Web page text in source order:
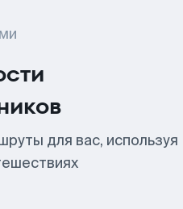
для вас, используя